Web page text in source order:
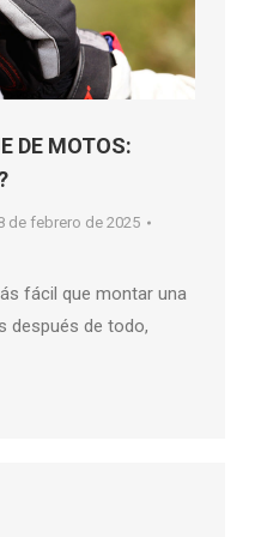
DE MOTOS:
de febrero de 2025
fácil que montar una
después de todo,